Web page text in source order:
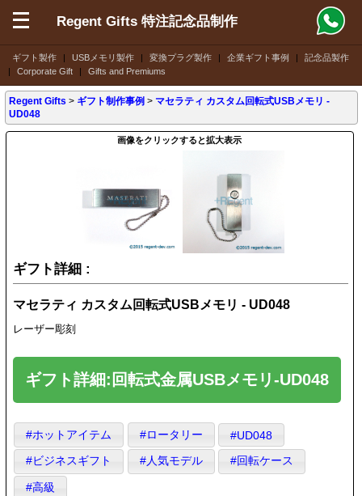
ギフト製作 | USBメモリ製作 | 変換プラグ製作 | 企業ギフト事例 |
記念品製作
|
Corporate Gift | Gifts and Premiums
Regent Gifts 特注記念品制作
Regent Gifts > ギフト制作事例 > マセラティ カスタム回転式USBメモリ -
UD048
画像をクリックすると拡大表示
ギフト詳細 :
マセラティ カスタム回転式USBメモリ - UD048
レーザー彫刻
ギフト詳細:回転式金属USBメモリ-UD048
#ホットアイテム #ロータリー
#UD048
#ビジネスギフト
#人気モデル #回転ケース
#高級